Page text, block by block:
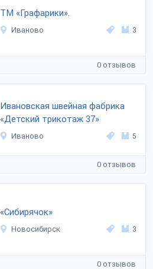
ТМ «Графарики».
Иваново 3
0 отзывов
Ивановская швейная фабрика
«Детский трикотаж 37»
Иваново 5
0 отзывов
«Сибирячок»
Новосибирск 3
0 отзывов